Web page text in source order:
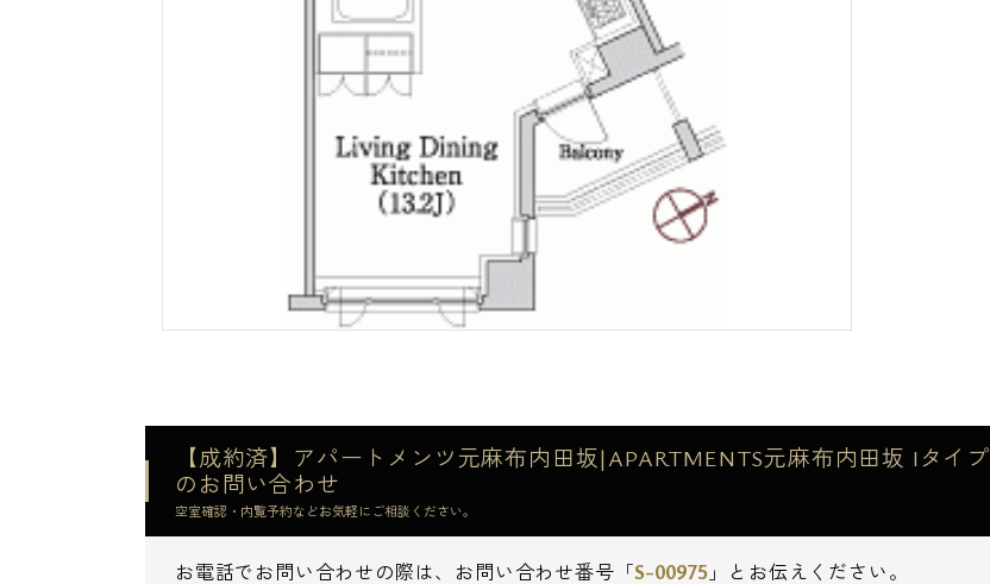
【成約済】アパートメンツ元麻布内田坂|APARTMENTS元麻布内田坂 Iタイプ
のお問い合わせ
空室確認・内覧予約などお気軽にご相談ください。
お電話でお問い合わせの際は、お問い合わせ番号「S-00975 」とお伝えください。